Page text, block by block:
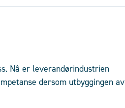
Nå er leverandørindustrien
dersom utbyggingen av